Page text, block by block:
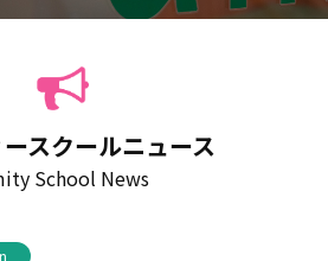
スクールニュース
School News